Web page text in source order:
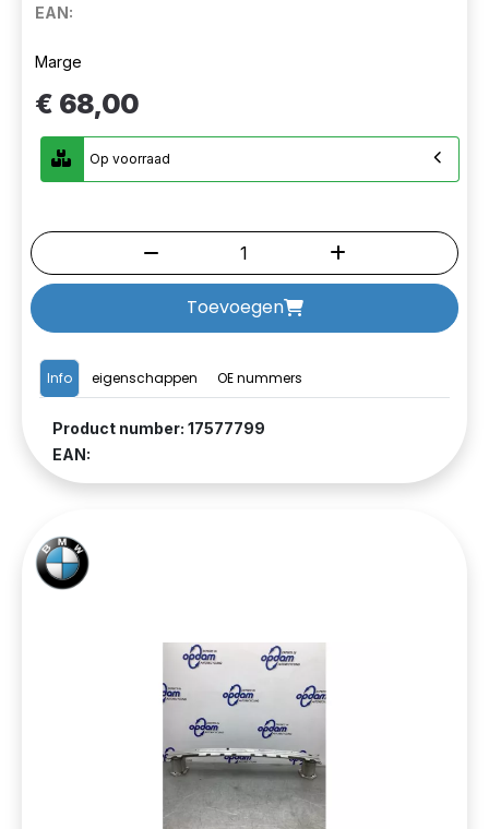
EAN:
Info eigenschappen OE nummers
Product number: 17577799
EAN:
Marge
€ 68,00
Op voorraad
Toevoegen